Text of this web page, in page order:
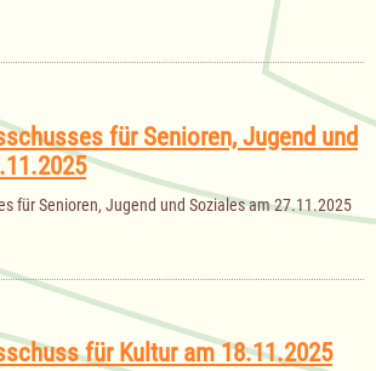
für Senioren, Jugend und
für Senioren, Jugend und Soziales am 27.11.2025
für Kultur am 18.11.2025